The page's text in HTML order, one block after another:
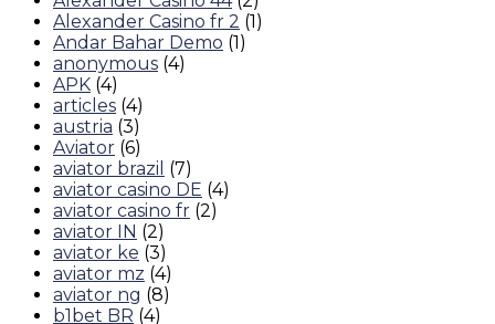
Alexander Casino fr 2 (1)
Andar Bahar Demo (1)
anonymous (4)
APK (4)
articles (4)
austria (3)
Aviator (6)
aviator brazil (7)
aviator casino DE (4)
aviator casino fr (2)
aviator IN (2)
aviator ke (3)
aviator mz (4)
aviator ng (8)
b1bet BR (4)